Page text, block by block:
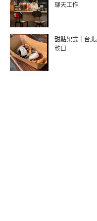
聊天工作
甜點架式｜台
乾口